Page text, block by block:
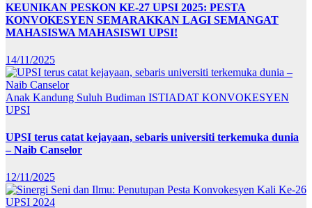
KEUNIKAN PESKON KE-27 UPSI 2025: PESTA
KONVOKESYEN SEMARAKKAN LAGI SEMANGAT
MAHASISWA MAHASISWI UPSI!
14/11/2025
Anak Kandung Suluh Budiman ISTIADAT KONVOKESYEN
UPSI
UPSI terus catat kejayaan, sebaris universiti terkemuka dunia
– Naib Canselor
12/11/2025